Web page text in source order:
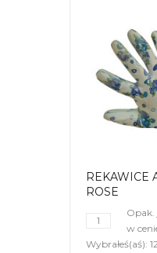
REKAWICE
ROSE
Opak.
w
Wybrałeś(aś):